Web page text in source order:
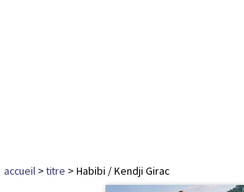
accueil >titre > Habibi / Kendji Girac